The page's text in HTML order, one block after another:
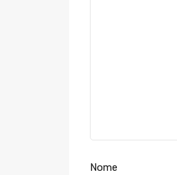
Nome